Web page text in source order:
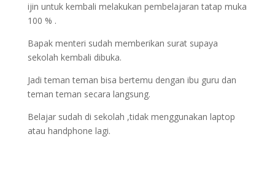
ijin untuk kembali melakukan pembelajaran tatap muka
100 % .
Bapak menteri sudah memberikan surat supaya
sekolah kembali dibuka.
Jadi teman teman bisa bertemu dengan ibu guru dan
teman teman secara langsung.
Belajar sudah di sekolah ,tidak menggunakan laptop
atau handphone lagi.